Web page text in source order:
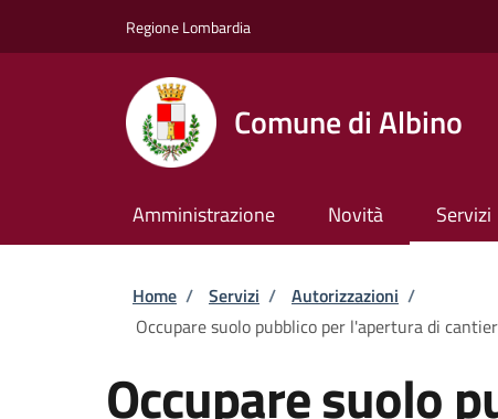
Regione Lombardia
Comune di Albino
Amministrazione Novità Servizi
Briciole di pane
Home / Servizi / Autorizzazioni /
Occupare suolo pubblico per l'apertura di
Occupare suolo